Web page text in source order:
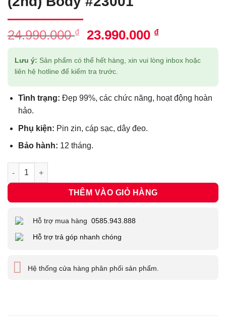
24.990.000₫
Giá
gốc
là:
24.990.000 ₫.
23.990.000 ₫Giá
hiện
tại
23.990.000
Lưu ý: Sản phẩm có thể hết hàng, xin vui lòng inbox hoặc
liên hệ hotline để kiểm tra trước.
Tình trạng: Đẹp 99%, các chức năng, hoạt động hoàn
hảo.
Phụ kiện: Pin zin, cáp sạc, dây đeo.
Bảo hành: 12 tháng.
Máy ảnh Fujifilm X-S10 Cũ 99% (2nd) Body #23001 số lượng
THÊM VÀO GIỎ HÀNG
Hỗ trợ mua hàng 0585.943.888
Hỗ trợ trả góp nhanh chóng
Hệ thống cửa hàng phân phối sản phẩm.